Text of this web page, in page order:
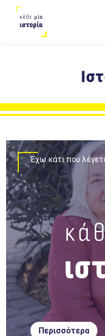
Περισσότερα
Έχω κάτι που